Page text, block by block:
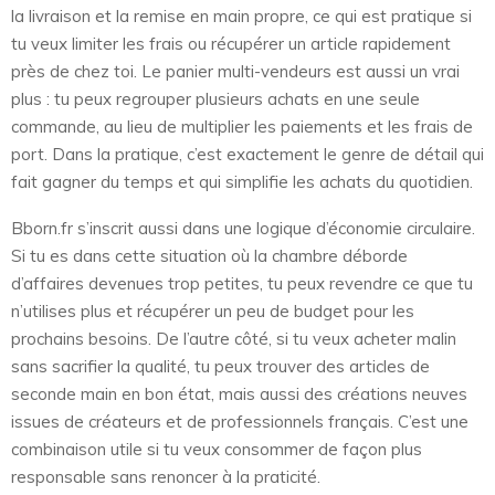
la livraison et la remise en main propre, ce qui est pratique si
tu veux limiter les frais ou récupérer un article rapidement
près de chez toi. Le panier multi-vendeurs est aussi un vrai
plus : tu peux regrouper plusieurs achats en une seule
commande, au lieu de multiplier les paiements et les frais de
port. Dans la pratique, c’est exactement le genre de détail qui
fait gagner du temps et qui simplifie les achats du quotidien.
Bborn.fr s’inscrit aussi dans une logique d’économie circulaire.
Si tu es dans cette situation où la chambre déborde
d’affaires devenues trop petites, tu peux revendre ce que tu
n’utilises plus et récupérer un peu de budget pour les
prochains besoins. De l’autre côté, si tu veux acheter malin
sans sacrifier la qualité, tu peux trouver des articles de
seconde main en bon état, mais aussi des créations neuves
issues de créateurs et de professionnels français. C’est une
combinaison utile si tu veux consommer de façon plus
responsable sans renoncer à la praticité.